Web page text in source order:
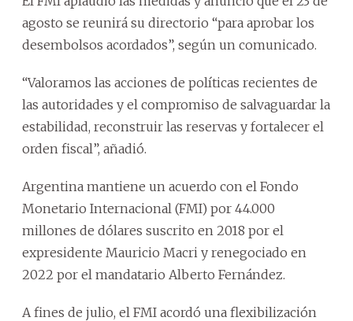
agosto se reunirá su directorio “para aprobar los
desembolsos acordados”, según un comunicado.
“Valoramos las acciones de políticas recientes de
las autoridades y el compromiso de salvaguardar la
estabilidad, reconstruir las reservas y fortalecer el
orden fiscal”, añadió.
Argentina mantiene un acuerdo con el Fondo
Monetario Internacional (FMI) por 44.000
millones de dólares suscrito en 2018 por el
expresidente Mauricio Macri y renegociado en
2022 por el mandatario Alberto Fernández.
A fines de julio, el FMI acordó una flexibilización